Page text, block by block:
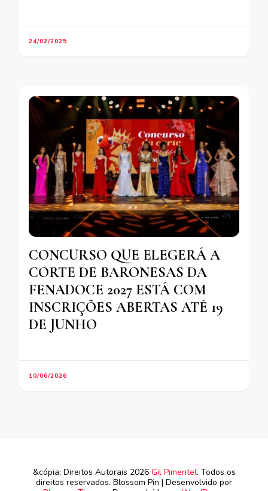
24/02/2025
CONCURSO QUE ELEGERÁ A
CORTE DE BARONESAS DA
FENADOCE 2027 ESTÁ COM
INSCRIÇÕES ABERTAS ATÉ 19
DE JUNHO
10/06/2026
&cópia; Direitos Autorais 2026 Gil Pimentel. Todos os
direitos reservados. Blossom Pin | Desenvolvido por